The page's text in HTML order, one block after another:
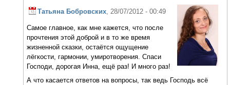
Татьяна Бобровских , 28/07/2012 - 00:49
Самое главное, как мне кажется, что после
прочтения этой доброй и в то же время
жизненной сказки, остаётся ощущение
лёгкости, гармонии, умиротворения. Спаси
Господи, дорогая Инна, ещё раз! И много раз!
А что касается ответов на вопросы, так ведь Господь всё